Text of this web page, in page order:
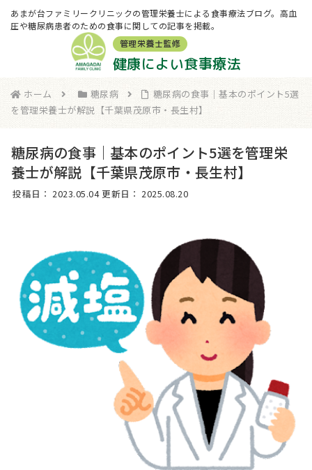
あまが台ファミリークリニックの管理栄養士による食事療法ブログ。高血
圧や糖尿病患者のための食事に関しての記事を掲載。
管理栄養士監修
健康によい食事療法
ホーム 糖尿病
糖尿病の食事｜基本のポイント5選
を管理栄養士が解説【千葉県茂原市・長生村】
糖尿病の食事｜基本のポイント5選を管理栄
養士が解説【千葉県茂原市・長生村】
更新日： 2025.08.20
投稿日： 2023.05.04